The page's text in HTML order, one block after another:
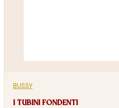
BUSSY
I TUBINI FONDENTI